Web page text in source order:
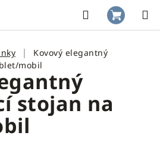
Hľadať
Kovový elegantný
mobil
stojan na